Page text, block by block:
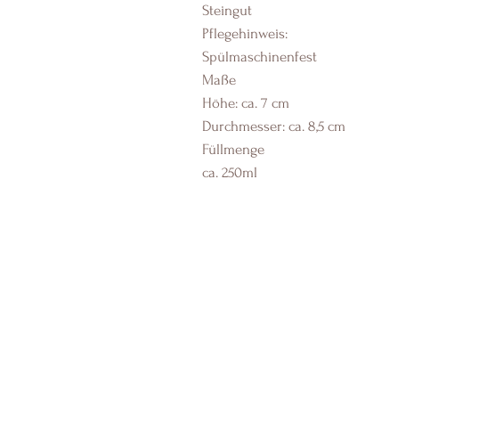
Steingut
Pflegehinweis:
Spülmaschinenfest
Maße
Höhe: ca. 7 cm
Durchmesser: ca. 8,5 cm
Füllmenge
ca. 250ml